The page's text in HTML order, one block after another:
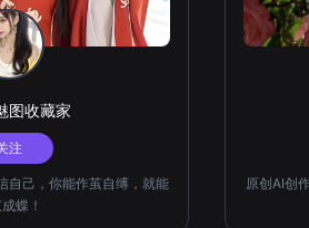
图收藏家
注
自己，你能作茧自缚，就能
蝶！
原创AI创